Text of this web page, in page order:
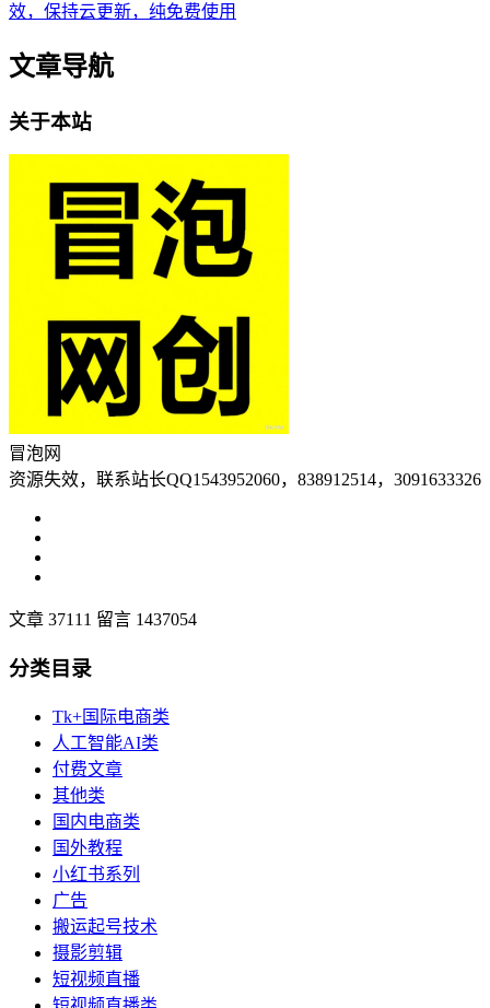
效，保持云更新，纯免费使用
文章导航
关于本站
冒泡网
资源失效，联系站长QQ1543952060，838912514，3091633326
文章 37111 留言 1437054
分类目录
Tk+国际电商类
人工智能AI类
付费文章
其他类
国内电商类
国外教程
小红书系列
广告
搬运起号技术
摄影剪辑
短视频直播